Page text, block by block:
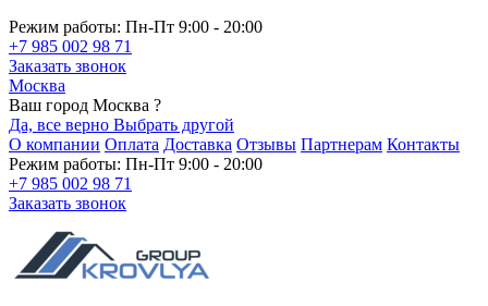
Режим работы: Пн-Пт 9:00 - 20:00
+7 985 002 98 71
Заказать звонок
Москва
Ваш город Москва ?
Да, все верно Выбрать другой
О компании Оплата Доставка Отзывы Партнерам Контакты
Режим работы: Пн-Пт 9:00 - 20:00
+7 985 002 98 71
Заказать звонок